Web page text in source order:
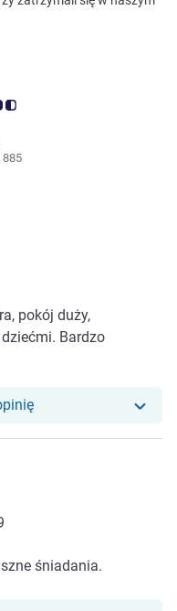
885
pokój duży,
Bardzo
śniadania.